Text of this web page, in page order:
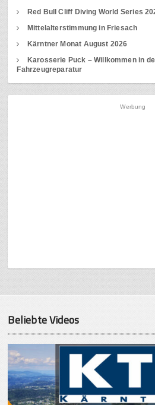
Red Bull Cliff Diving World Series
Mittelalterstimmung in Friesach
Kärntner Monat August 2026
Karosserie Puck – Willkommen in
Fahrzeugreparatur
Werbung
Beliebte Videos